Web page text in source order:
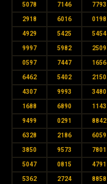
5078 7146 7793
2918 6016 0198
4929 5425 5454
9997 5982 2509
0597 7447 1656
6462 5402 2150
4307 9993 3480
1688 6890 1143
9499 0291 8842
6328 2186 6059
3850 9573 7801
5047 0815 4791
5362 2724 8858